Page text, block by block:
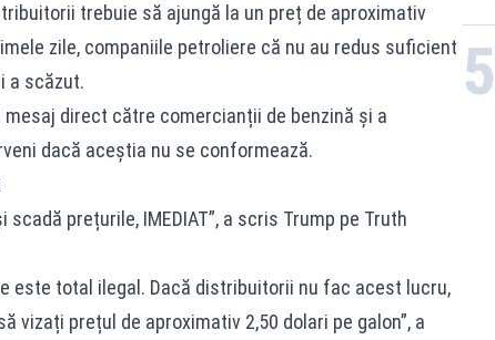
trebuie să ajungă la un preț de aproximativ
zile, companiile petroliere că nu au redus suficient
a scăzut.
direct către comercianții de benzină și a
dacă aceștia nu se conformează.
prețurile, IMEDIAT”, a scris Trump pe Truth
este total ilegal. Dacă distribuitorii nu fac acest lucru,
vizați prețul de aproximativ 2,50 dolari pe galon”, a
5